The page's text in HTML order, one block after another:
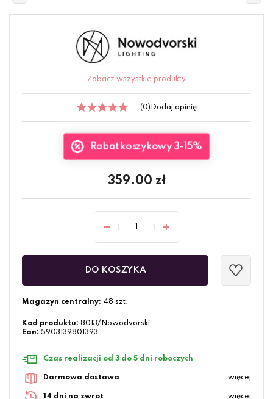
Zobacz wszystkie produkty
(0) Dodaj opinię
Rabat koszykowy 3-15%
359.00 zł
DO KOSZYKA
Magazyn centralny: 48 szt.
Kod produktu: 8013/Nowodvorski
Ean: 5903139801393
Czas realizacji od 3 do 5 dni roboczych
Darmowa dostawa więcej
14 dni na zwrot więcej